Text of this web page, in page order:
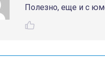
Полезно, еще и с